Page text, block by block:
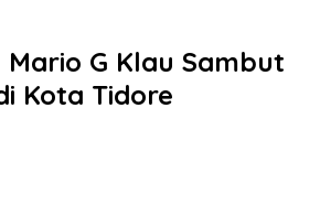
G Klau Sambut
Kota Tidore